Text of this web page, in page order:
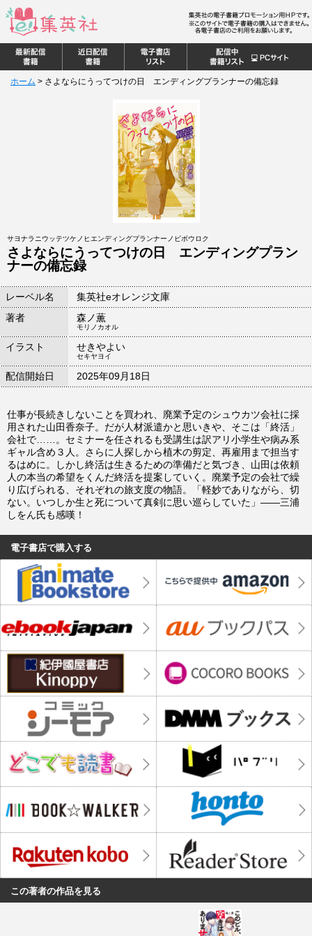
ホーム > さよならにうってつけの日 エンディングプランナーの備忘録
サヨナラニウッテツケノヒエンディングプランナーノビボウロク
さよならにうってつけの日 エンディングプラン
ナーの備忘録
レーベル名
集英社eオレンジ文庫
著者
森ノ薫
モリノカオル
イラスト せきやよい
セキヤヨイ
配信開始日 2025年09月18日
仕事が長続きしないことを買われ、廃業予定のシュウカツ会社に採
用された山田香奈子。だが人材派遣かと思いきや、そこは「終活」
会社で……。セミナーを任されるも受講生は訳アリ小学生や病み系
ギャル含め３人。さらに人探しから植木の剪定、再雇用まで担当す
るはめに。しかし終活は生きるための準備だと気づき、山田は依頼
人の本当の希望をくんだ終活を提案していく。廃業予定の会社で繰
り広げられる、それぞれの旅支度の物語。「軽妙でありながら、切
ない。いつしか生と死について真剣に思い巡らしていた」――三浦
しをん氏も感嘆！
電子書店で購入する
この著者の作品を見る